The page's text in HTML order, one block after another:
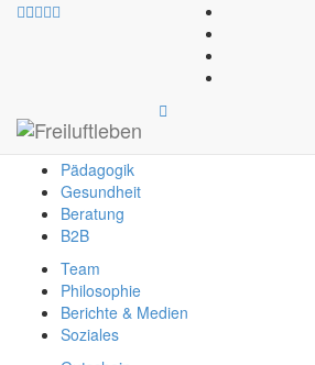
info@freiluftleben.at
Freiluftleben
Pädagogik
Gesundheit
Beratung
B2B
Team
Philosophie
Berichte & Medien
Soziales